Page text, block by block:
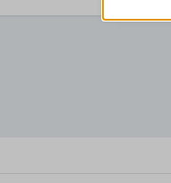
Altri